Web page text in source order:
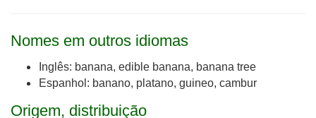
Nomes em outros idiomas
Inglês: banana, edible banana, banana tree
Espanhol: banano, platano, guineo, cambur
Origem, distribuição